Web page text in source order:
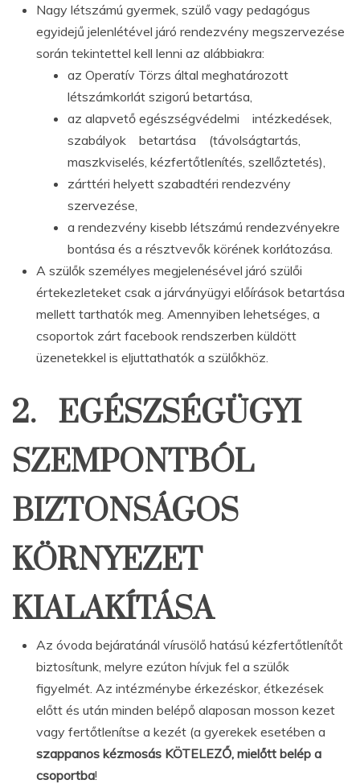
Nagy létszámú gyermek, szülő vagy pedagógus
egyidejű jelenlétével járó rendezvény megszervezése
során tekintettel kell lenni az alábbiakra:
az Operatív Törzs által meghatározott
létszámkorlát szigorú betartása,
az alapvető egészségvédelmi intézkedések,
szabályok betartása (távolságtartás,
maszkviselés, kézfertőtlenítés, szellőztetés),
zárttéri helyett szabadtéri rendezvény
szervezése,
a rendezvény kisebb létszámú rendezvényekre
bontása és a résztvevők körének korlátozása.
A szülők személyes megjelenésével járó szülői
értekezleteket csak a járványügyi előírások betartása
mellett tarthatók meg. Amennyiben lehetséges, a
csoportok zárt facebook rendszerben küldött
üzenetekkel is eljuttathatók a szülőkhöz.
2. EGÉSZSÉGÜGYI
SZEMPONTBÓL
BIZTONSÁGOS
KÖRNYEZET
KIALAKÍTÁSA
Az óvoda bejáratánál vírusölő hatású kézfertőtlenítőt
biztosítunk, melyre ezúton hívjuk fel a szülők
figyelmét. Az intézménybe érkezéskor, étkezések
előtt és után minden belépő alaposan mosson kezet
vagy fertőtlenítse a kezét (a gyerekek esetében a
szappanos kézmosás KÖTELEZŐ, mielőtt belép a
csoportba!